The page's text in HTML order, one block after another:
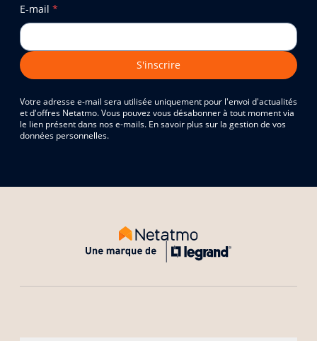
E-mail *
S'inscrire
Votre adresse e-mail sera utilisée uniquement pour l'envoi d'actualités
et d'offres Netatmo. Vous pouvez vous désabonner à tout moment via
le lien présent dans nos e-mails. En savoir plus sur la gestion de vos
données personnelles.